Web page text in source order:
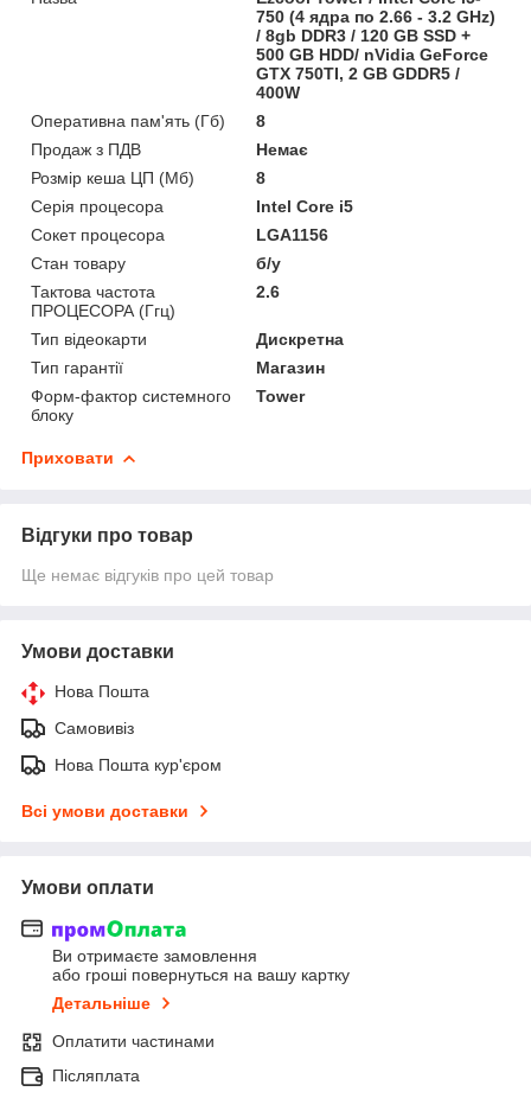
750 (4 ядра по 2.66 - 3.2 GHz)
/ 8gb DDR3 / 120 GB SSD +
500 GB HDD/ nVidia GeForce
GTX 750TI, 2 GB GDDR5 /
400W
Оперативна пам'ять (Гб)
8
Продаж з ПДВ
Немає
Розмір кеша ЦП (Мб)
8
Серія процесора
Intel Core i5
Сокет процесора
LGA1156
Стан товару
б/у
Тактова частота
ПРОЦЕСОРА (Ггц)
2.6
Тип відеокарти
Дискретна
Тип гарантії
Магазин
Форм-фактор системного
блоку
Tower
Приховати
Відгуки про товар
Ще немає відгуків про цей товар
Умови доставки
Нова Пошта
Самовивіз
Нова Пошта кур'єром
Всі умови доставки
Умови оплати
Ви отримаєте замовлення
або гроші повернуться на вашу картку
Детальніше
Оплатити частинами
Післяплата